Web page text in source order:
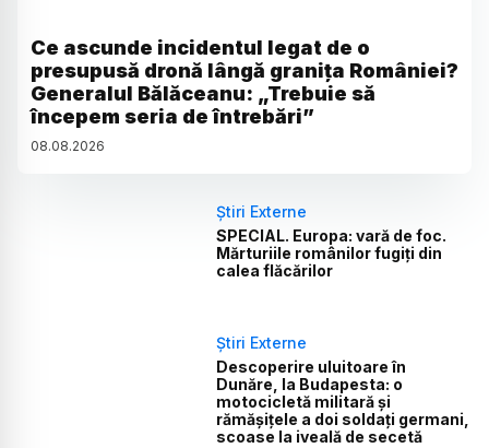
Ce ascunde incidentul legat de o
presupusă dronă lângă granița României?
Generalul Bălăceanu: „Trebuie să
începem seria de întrebări”
08.08.2026
Știri Externe
SPECIAL. Europa: vară de foc.
Mărturiile românilor fugiți din
calea flăcărilor
Știri Externe
Descoperire uluitoare în
Dunăre, la Budapesta: o
motocicletă militară și
rămășițele a doi soldați germani,
scoase la iveală de secetă